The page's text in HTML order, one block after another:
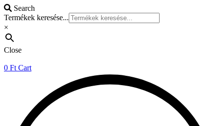
Search
Termékek keresése...
×
Close
0 Ft Cart